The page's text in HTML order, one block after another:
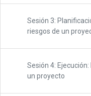
Sesión 3:
riesgos de un
Sesión 4:
un proyecto